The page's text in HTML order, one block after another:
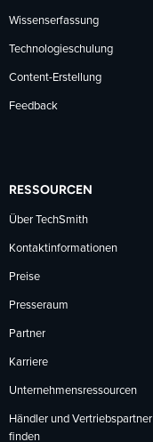
Wissenserfassung
Technologieschulung
Content-Erstellung
Feedback
RESSOURCEN
Über TechSmith
Kontaktinformationen
Preise
Presseraum
Partner
Karriere
Unternehmensressourcen
Händler und Vertriebspartner
finden